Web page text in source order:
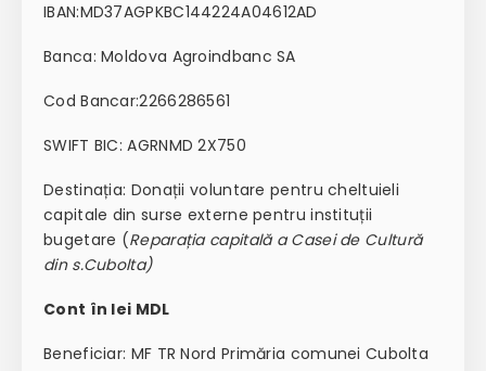
IBAN:MD37AGPKBC144224A04612AD
Banca: Moldova Agroindbanc SA
Cod Bancar:2266286561
SWIFT BIC: AGRNMD 2X750
Destinația: Donații voluntare pentru cheltuieli
capitale din surse externe pentru instituții
bugetare (Reparația capitală a Casei de Cultură
din s.Cubolta)
Cont în lei MDL
Beneficiar: MF TR Nord Primăria comunei Cubolta